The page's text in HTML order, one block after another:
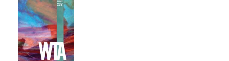
Een bewerking van M. de Vries
M.L. Bezemer
A.A. de Bildt